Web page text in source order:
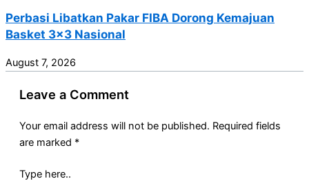
Perbasi Libatkan Pakar FIBA Dorong Kemajuan
Basket 3×3 Nasional
August 7, 2026
Leave a Comment
Your email address will not be published. Required fields
are marked *
Type here..